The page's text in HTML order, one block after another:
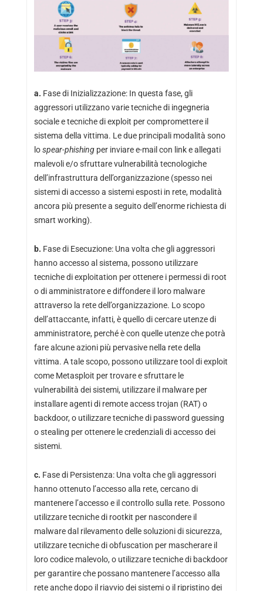
a. Fase di Inizializzazione: In questa fase, gli
aggressori utilizzano varie tecniche di ingegneria
sociale e tecniche di exploit per compromettere il
sistema della vittima. Le due principali modalità sono
lospear-phishingper inviare e-mail con link e allegati
malevoli e/o sfruttare vulnerabilità tecnologiche
dell’infrastruttura dell’organizzazione (spesso nei
sistemi di accesso a sistemi esposti in rete, modalità
ancora più presente a seguito dell’enorme richiesta di
smart working).
b. Fase di Esecuzione: Una volta che gli aggressori
hanno accesso al sistema, possono utilizzare
tecniche di exploitation per ottenere i permessi di root
o di amministratore e diffondere il loro malware
attraverso la rete dell’organizzazione. Lo scopo
dell’attaccante, infatti, è quello di cercare utenze di
amministratore, perché è con quelle utenze che potrà
fare alcune azioni più pervasive nella rete della
vittima. A tale scopo, possono utilizzare tool di exploit
come Metasploit per trovare e sfruttare le
vulnerabilità dei sistemi, utilizzare il malware per
installare agenti di remote access trojan (RAT) o
backdoor, o utilizzare tecniche di password guessing
o stealing per ottenere le credenziali di accesso dei
sistemi.
c. Fase di Persistenza: Una volta che gli aggressori
hanno ottenuto l’accesso alla rete, cercano di
mantenere l’accesso e il controllo sulla rete. Possono
utilizzare tecniche di rootkit per nascondere il
malware dal rilevamento delle soluzioni di sicurezza,
utilizzare tecniche di obfuscation per mascherare il
loro codice malevolo, o utilizzare tecniche di backdoor
per garantire che possano mantenere l’accesso alla
rete anche dopo il riavvio dei sistemi o il ripristino dei